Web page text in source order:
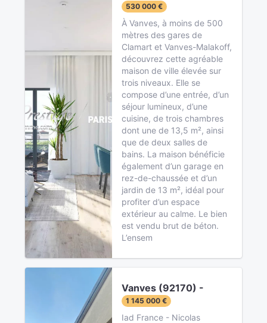
530 000 €
À Vanves, à moins de 500
mètres des gares de
Clamart et Vanves-Malakoff,
découvrez cette agréable
maison de ville élevée sur
trois niveaux. Elle se
compose d’une entrée, d’un
séjour lumineux, d’une
cuisine, de trois chambres
dont une de 13,5 m², ainsi
que de deux salles de
bains. La maison bénéficie
également d’un garage en
rez-de-chaussée et d’un
jardin de 13 m², idéal pour
profiter d’un espace
extérieur au calme. Le bien
est vendu brut de béton.
L’ensem
Vanves (92170) -
1 145 000 €
Iad France - Nicolas